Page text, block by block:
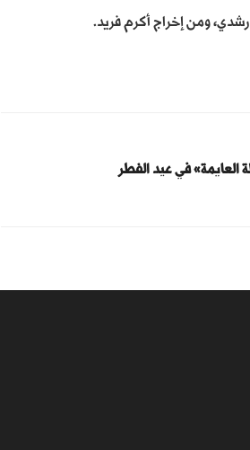
ومن إخراج أكرم فريد.
في عيد الفطر